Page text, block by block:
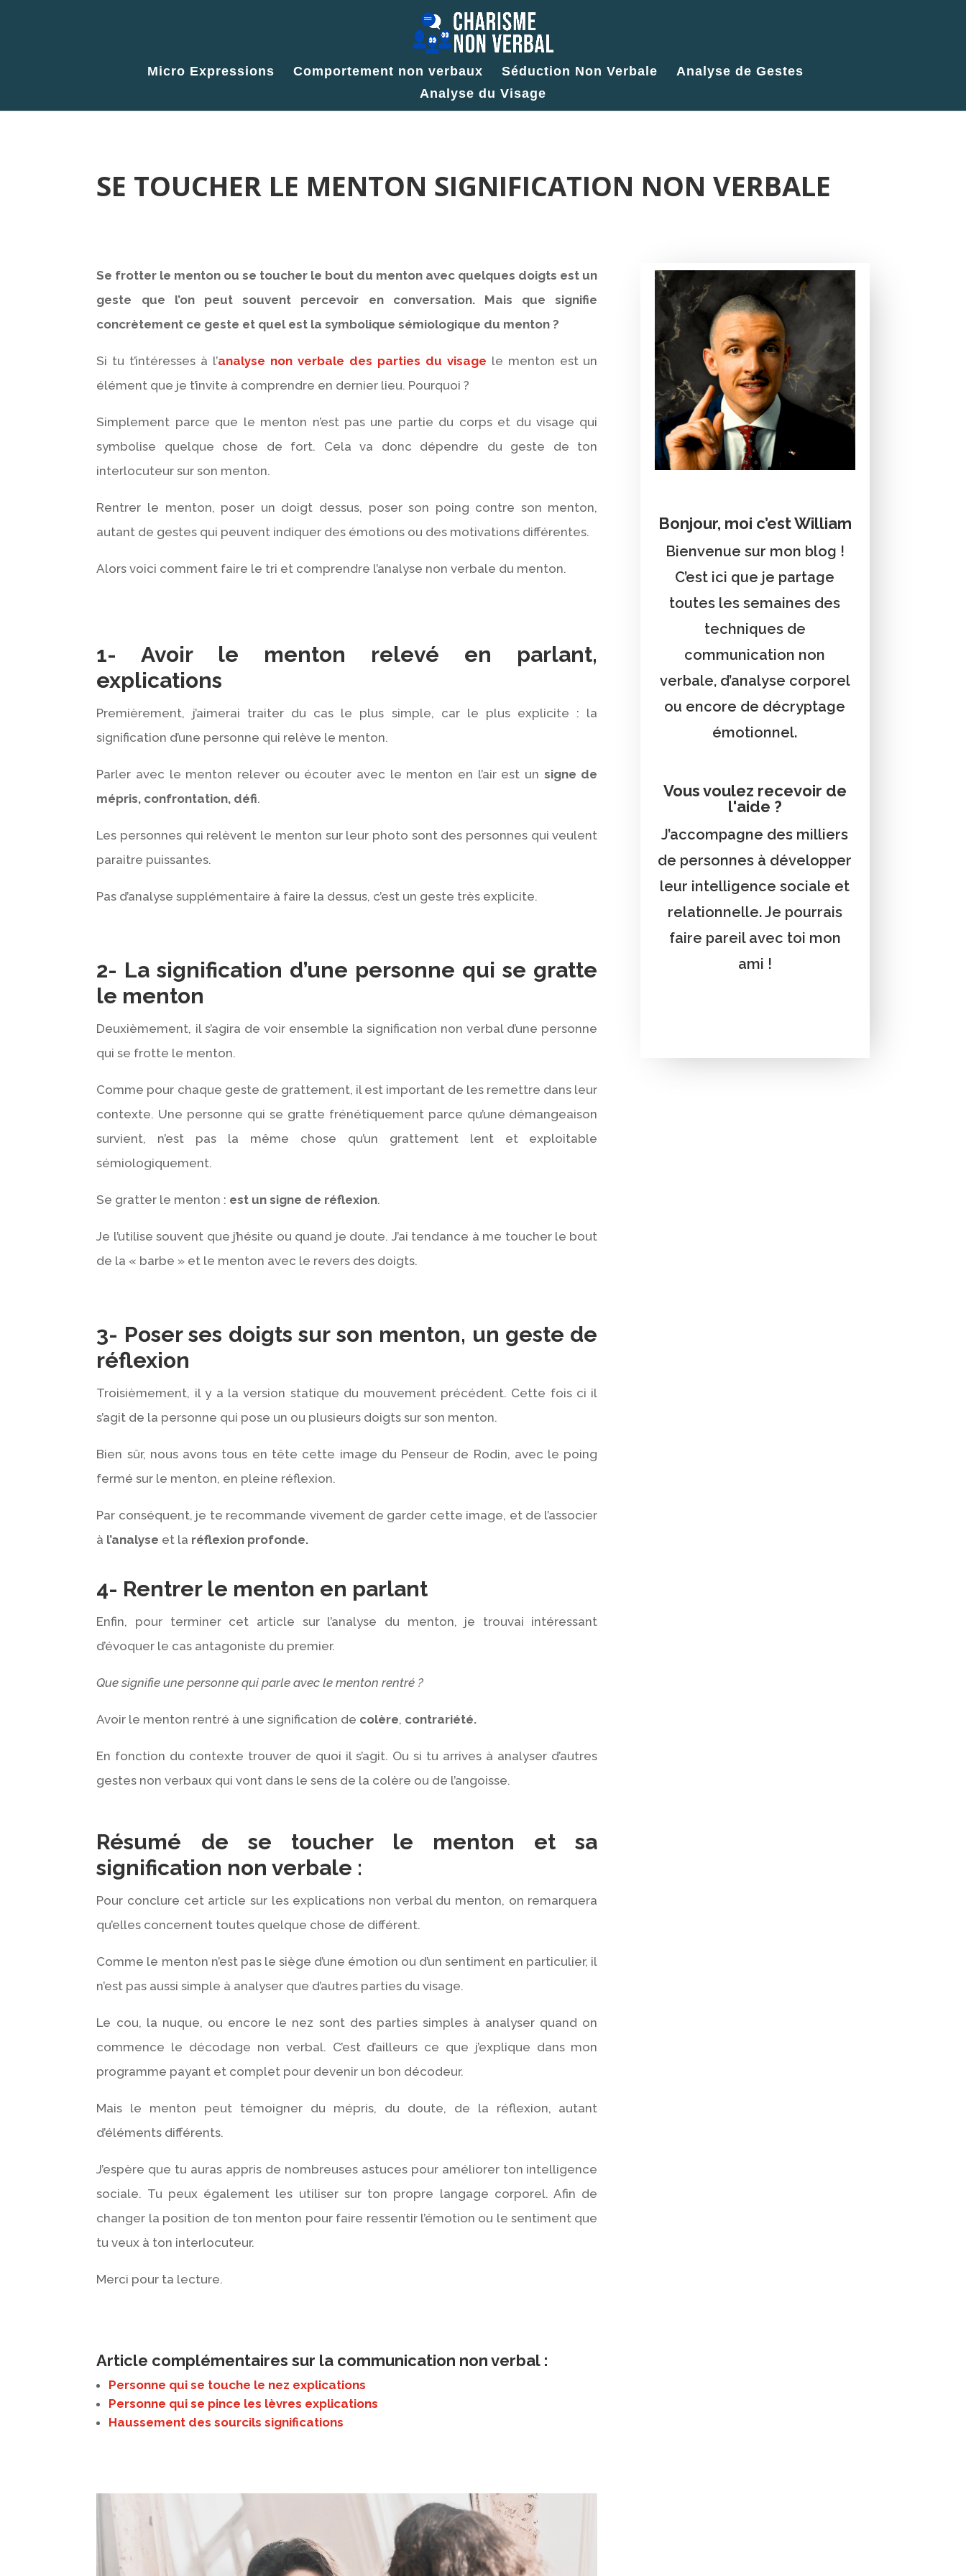
Micro Expressions Comportement non verbaux Séduction Non Verbale
Analyse de Gestes
Analyse du Visage
SE TOUCHER LE MENTON SIGNIFICATION NON VERBALE
Se frotter le menton ou se toucher le bout du menton avec quelques doigts est un
geste que l’on peut souvent percevoir en conversation. Mais que signifie
concrètement ce geste et quel est la symbolique sémiologique du menton ?
Si tu t’intéresses à l’analyse non verbale des parties du visage le menton est un
élément que je t’invite à comprendre en dernier lieu. Pourquoi ?
Simplement parce que le menton n’est pas une partie du corps et du visage qui
symbolise quelque chose de fort. Cela va donc dépendre du geste de ton
interlocuteur sur son menton.
Rentrer le menton, poser un doigt dessus, poser son poing contre son menton,
autant de gestes qui peuvent indiquer des émotions ou des motivations différentes.
Alors voici comment faire le tri et comprendre l’analyse non verbale du menton.
1- Avoir le menton relevé en parlant,
explications
Premièrement, j’aimerai traiter du cas le plus simple, car le plus explicite : la
signification d’une personne qui relève le menton.
Parler avec le menton relever ou écouter avec le menton en l’air est un signe de
mépris, confrontation, défi.
Les personnes qui relèvent le menton sur leur photo sont des personnes qui veulent
paraitre puissantes.
Pas d’analyse supplémentaire à faire la dessus, c’est un geste très explicite.
2- La signification d’une personne qui se gratte
le menton
Deuxièmement, il s’agira de voir ensemble la signification non verbal d’une personne
qui se frotte le menton.
Comme pour chaque geste de grattement, il est important de les remettre dans leur
contexte. Une personne qui se gratte frénétiquement parce qu’une démangeaison
survient, n’est pas la même chose qu’un grattement lent et exploitable
sémiologiquement.
Se gratter le menton : est un signe de réflexion.
Je l’utilise souvent que j’hésite ou quand je doute. J’ai tendance à me toucher le bout
de la « barbe » et le menton avec le revers des doigts.
3- Poser ses doigts sur son menton, un geste de
réflexion
Troisièmement, il y a la version statique du mouvement précédent. Cette fois ci il
s’agit de la personne qui pose un ou plusieurs doigts sur son menton.
Bien sûr, nous avons tous en tête cette image du Penseur de Rodin, avec le poing
fermé sur le menton, en pleine réflexion.
Par conséquent, je te recommande vivement de garder cette image, et de l’associer
à l’analyse et la réflexion profonde.
4- Rentrer le menton en parlant
Enfin, pour terminer cet article sur l’analyse du menton, je trouvai intéressant
d’évoquer le cas antagoniste du premier.
Que signifie une personne qui parle avec le menton rentré ?
Avoir le menton rentré à une signification de colère, contrariété.
En fonction du contexte trouver de quoi il s’agit. Ou si tu arrives à analyser d’autres
gestes non verbaux qui vont dans le sens de la colère ou de l’angoisse.
Résumé de se toucher le menton et sa
signification non verbale :
Pour conclure cet article sur les explications non verbal du menton, on remarquera
qu’elles concernent toutes quelque chose de différent.
Comme le menton n’est pas le siège d’une émotion ou d’un sentiment en particulier, il
n’est pas aussi simple à analyser que d’autres parties du visage.
Le cou, la nuque, ou encore le nez sont des parties simples à analyser quand on
commence le décodage non verbal. C’est d’ailleurs ce que j’explique dans mon
programme payant et complet pour devenir un bon décodeur.
Mais le menton peut témoigner du mépris, du doute, de la réflexion, autant
d’éléments différents.
J’espère que tu auras appris de nombreuses astuces pour améliorer ton intelligence
sociale. Tu peux également les utiliser sur ton propre langage corporel. Afin de
changer la position de ton menton pour faire ressentir l’émotion ou le sentiment que
tu veux à ton interlocuteur.
Merci pour ta lecture.
Article complémentaires sur la communication non verbal :
Personne qui se touche le nez explications
Personne qui se pince les lèvres explications
Haussement des sourcils significations
Bonjour, moi c’est William
Bienvenue sur mon blog !
C’est ici que je partage
toutes les semaines des
techniques de
communication non
verbale, d’analyse corporel
ou encore de décryptage
émotionnel.
Vous voulez recevoir de
l'aide ?
J’accompagne des milliers
de personnes à développer
leur intelligence sociale et
relationnelle. Je pourrais
faire pareil avec toi mon
ami !